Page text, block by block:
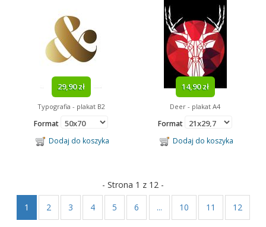
29,90 zł
Typografia - plakat B2
Format
Dodaj do koszyka
14,90 zł
Deer - plakat A4
Format
Dodaj do koszyka
- Strona 1 z 12 -
1
2 3 4 5 6 ... 10 11 12